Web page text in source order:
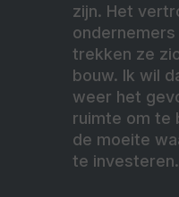
zijn. Het
trekken ze
bouw. Ik wil
weer het
ruimte om te
de moeite
te